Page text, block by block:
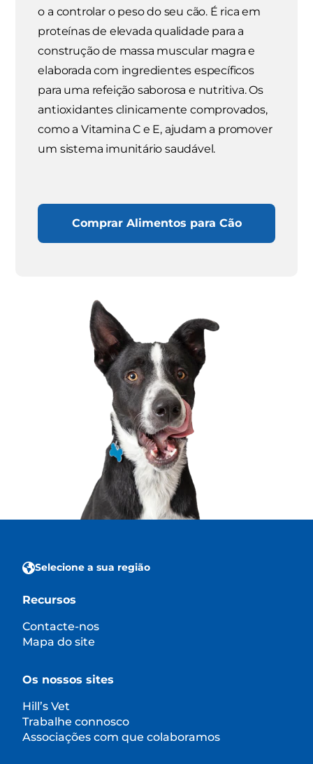
o a controlar o peso do seu cão. É rica em
proteínas de elevada qualidade para a
construção de massa muscular magra e
elaborada com ingredientes específicos
para uma refeição saborosa e nutritiva. Os
antioxidantes clinicamente comprovados,
como a Vitamina C e E, ajudam a promover
um sistema imunitário saudável.
Comprar Alimentos para Cão
Selecione a sua região
Recursos
Contacte-nos
Mapa do site
Os nossos sites
Hill’s Vet
Trabalhe connosco
Associações com que colaboramos